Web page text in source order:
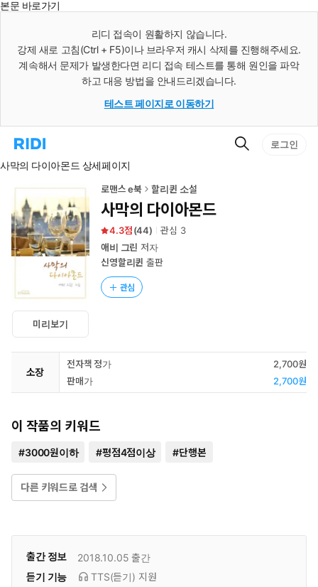
본문 바로가기
리디 접속이 원활하지 않습니다.
강제 새로 고침(Ctrl + F5)이나 브라우저 캐시 삭제를 진행해주세요.
계속해서 문제가 발생한다면 리디 접속 테스트를 통해 원인을 파악
하고 대응 방법을 안내드리겠습니다.
테스트 페이지로 이동하기
리
홈
로
동
검
로그인
사막의 다이아몬드 상세페이지
미리보기
로맨스 e북 할리퀸 소설
사막의 다이아몬드
4.3 (44) 관심 3
애비 그린 저자
신영할리퀸 출판
관심
소장
전자책 정가
2,700원
판매가
2,700원
이 작품의 키워드
#3000원이하 #평점4점이상 #단행본
다른 키워드로 검색
출간 정보 2018.10.05 출간
듣기 기능
TTS(듣기) 지원